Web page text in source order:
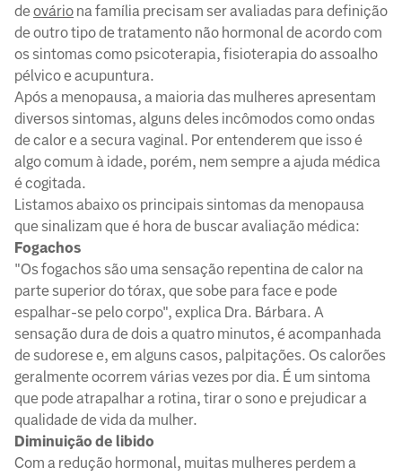
deovário na família precisam ser avaliadas para definição
de outro tipo de tratamento não hormonal de acordo com
os sintomas como psicoterapia, fisioterapia do assoalho
pélvico e acupuntura.
Após a menopausa, a maioria das mulheres apresentam
diversos sintomas, alguns deles incômodos como ondas
de calor e a secura vaginal. Por entenderem que isso é
algo comum à idade, porém, nem sempre a ajuda médica
é cogitada.
Listamos abaixo os principais sintomas da menopausa
que sinalizam que é hora de buscar avaliação médica:
Fogachos
"Os fogachos são uma sensação repentina de calor na
parte superior do tórax, que sobe para face e pode
espalhar-se pelo corpo", explica Dra. Bárbara. A
sensação dura de dois a quatro minutos, é acompanhada
de sudorese e, em alguns casos, palpitações. Os calorões
geralmente ocorrem várias vezes por dia. É um sintoma
que pode atrapalhar a rotina, tirar o sono e prejudicar a
qualidade de vida da mulher.
Diminuição de libido
Com a redução hormonal, muitas mulheres perdem a